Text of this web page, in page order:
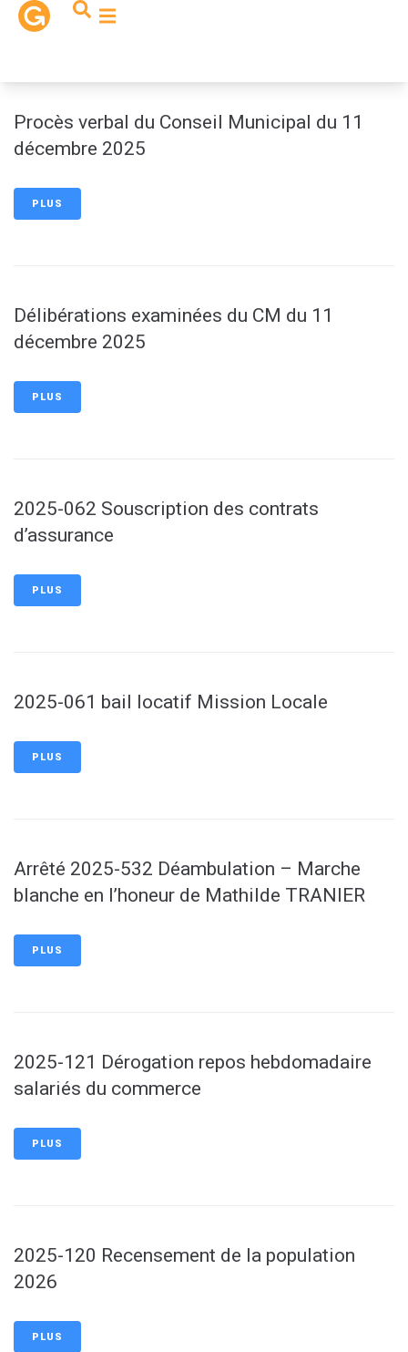
principal
Procès verbal du Conseil Municipal du 11
décembre 2025
PLUS
Délibérations examinées du CM du 11
décembre 2025
PLUS
2025-062 Souscription des contrats
d’assurance
PLUS
2025-061 bail locatif Mission Locale
PLUS
Arrêté 2025-532 Déambulation – Marche
blanche en l’honeur de Mathilde TRANIER
PLUS
2025-121 Dérogation repos hebdomadaire
salariés du commerce
PLUS
2025-120 Recensement de la population
2026
PLUS